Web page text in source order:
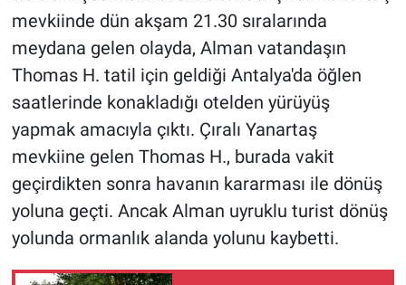
mevkiinde dün akşam 21.30 sıralarında
meydana gelen olayda, Alman vatandaşın
Thomas H. tatil için geldiği Antalya'da öğlen
saatlerinde konakladığı otelden yürüyüş
yapmak amacıyla çıktı. Çıralı Yanartaş
mevkiine gelen Thomas H., burada vakit
geçirdikten sonra havanın kararması ile dönüş
yoluna geçti. Ancak Alman uyruklu turist dönüş
yolunda ormanlık alanda yolunu kaybetti.